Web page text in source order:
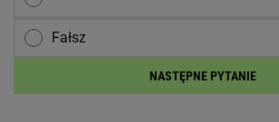
Fałsz
NASTĘPNE PYTANIE